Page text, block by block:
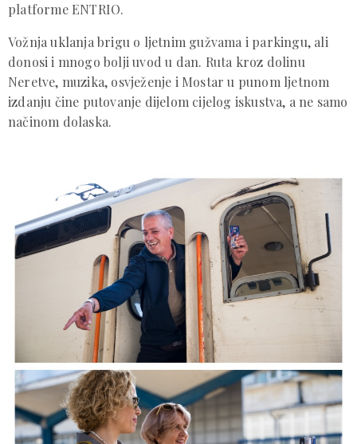
platforme ENTRIO.
Vožnja uklanja brigu o ljetnim gužvama i parkingu, ali
donosi i mnogo bolji uvod u dan. Ruta kroz dolinu
Neretve, muzika, osvježenje i Mostar u punom ljetnom
izdanju čine putovanje dijelom cijelog iskustva, a ne samo
načinom dolaska.